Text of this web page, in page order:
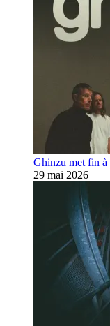
Ghinzu met fin à
29 mai 2026